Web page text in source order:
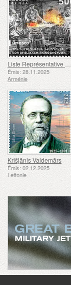
Liste Représentative du Patrimoine Culturel Immatériel de l'humanité de l'UNESCO - Tradition de la Forge à Gyumri
Émis: 28.11.2025
Arménie
Krišjānis Valdemārs
Émis: 02.12.2025
Lettonie